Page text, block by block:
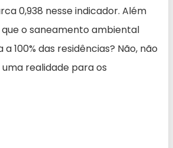
0,938 nesse indicador. Além
que o saneamento ambiental
100% das residências? Não, não
realidade para os